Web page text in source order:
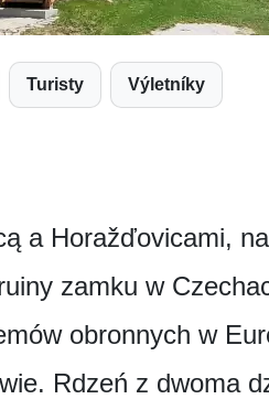
Turisty Výletníky
a Horažďovicami,
zamku w
obronnych w
Rdzeń z dwoma